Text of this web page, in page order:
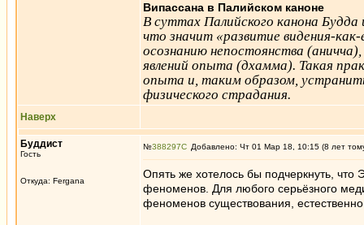
Випассана в Палийском каноне
В суттах Палийского канона Будда
что значит «развитие видения-
осознанию непостоянства
явлений опыта (дхамма). Такая
опыта и, таким образом, устранить
физического страдания.
Наверх
Буддист
Гость
Откуда: Fergana
№388297 Добавлено: Чт 01 Мар 18, 10:15 (8 лет
Опять же хотелось бы подчеркнуть,
феноменов. Для любого серьёзного
феноменов существования,